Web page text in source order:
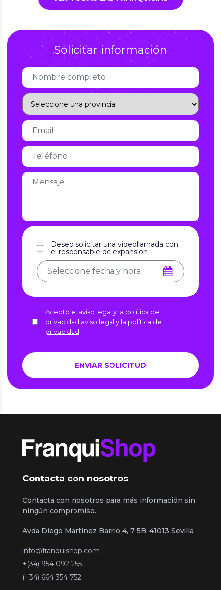
Solicitar información
Deseo solicitar una videollamada con
el responsable de expansión
Acepto el aviso legal y la política de
privacidad aviso legal y la política de
privacidad
Contacta con nosotros
Contacta con nosotros para más información sin
ningún compromiso.
Avda Diego Martinez Barrio 4, 7 5B, 41013 Sevilla
info@franquishop.com
+(34) 954 092 255
(+34) 664 354 752